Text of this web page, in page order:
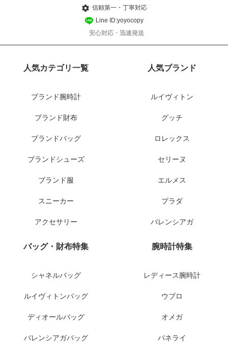
信頼第一・丁寧対応
Line ID:yoyocopy
安心対応・迅速発送
人気カテゴリ一覧
ブランド腕時計
ブランド財布
ブランドバッグ
ブランドシューズ
ブランド服
スニーカー
アクセサリー
人気ブランド
ルイヴィトン
グッチ
ロレックス
セリーヌ
エルメス
プラダ
バレンシアガ
バッグ・財布特集
シャネルバッグ
ルイヴィトンバッグ
ディオールバッグ
バレンシアガバッグ
腕時計特集
レディース腕時計
ウブロ
オメガ
パネライ